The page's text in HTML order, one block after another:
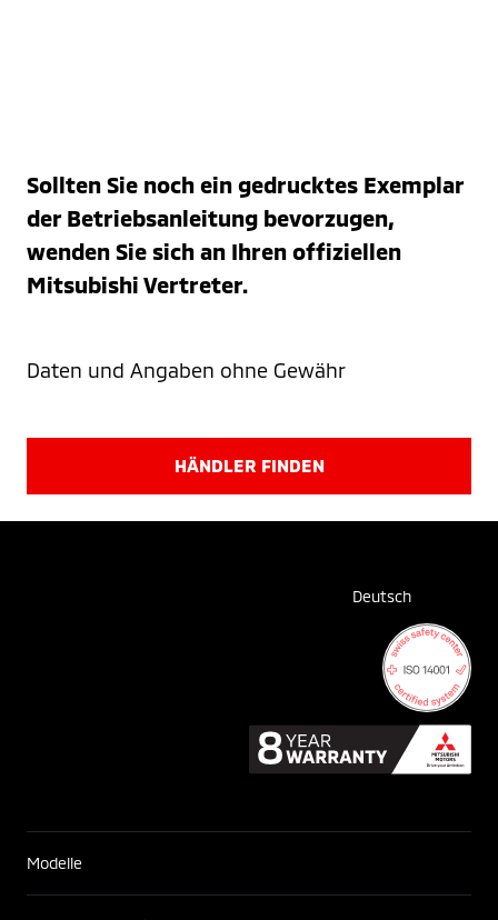
Sollten Sie noch ein gedrucktes Exemplar
der Betriebsanleitung bevorzugen,
wenden Sie sich an Ihren offiziellen
Mitsubishi Vertreter.
Daten und Angaben ohne Gewähr
HÄNDLER FINDEN
Deutsch
Modelle